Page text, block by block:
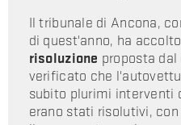
Il tribunale di Ancona,
di quest'anno, ha
risoluzione proposta
verificato che
subito plurimi interventi
erano stati risolutivi,